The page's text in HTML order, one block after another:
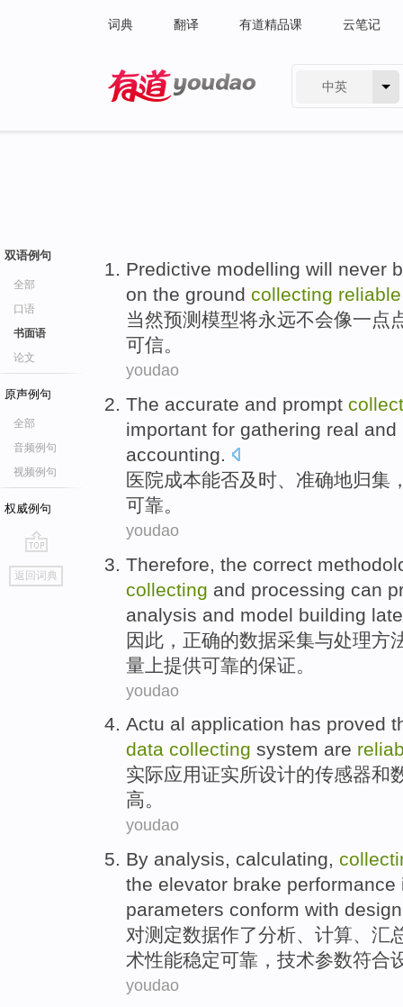
词典 翻译 有道精品课 云笔记
中英
双语例句
全部
口语
书面语
论文
原声例句
全部
音频例句
视频例句
权威例句
go
top
返回词典
Predictive modelling will never
on the ground collecting reliable
当然预测 模型将永远不会像一点
可信。
youdao
The accurate and prompt
important for gathering real and
accounting.
医院成本能否及时、 准确地归集
可靠。
youdao
Therefore , the correct
collecting and processing can
analysis and model building
因此 ， 正确的数据采集与处理方
量 上提供可靠的保证 。
youdao
Actu al application has proved
data collecting system are
实际应用证实所设计的传感器和
高。
youdao
By analysis, calculating,
the elevator brake performance
parameters conform with design
对测定数据作了分析、 计算、 汇
术性能稳定可靠 ，技术参数符合
youdao